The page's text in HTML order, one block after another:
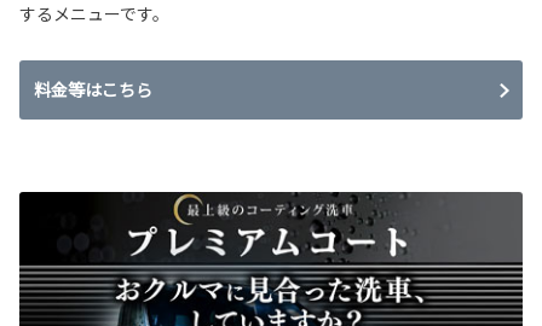
するメニューです。
料金等はこちら